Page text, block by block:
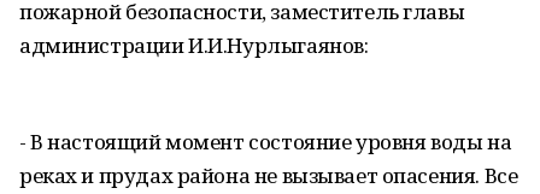
пожарной безопасности, заместитель главы
администрации И.И.Нурлыгаянов:
- В настоящий момент состояние уровня воды на
реках и прудах района не вызывает опасения. Все